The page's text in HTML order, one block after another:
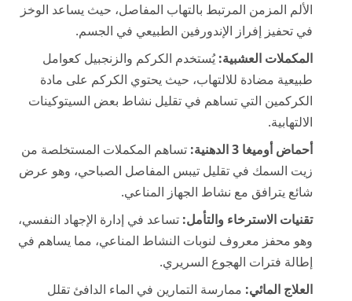
الألم المزمن المرتبط بالتهاب المفاصل، حيث يساعد الوخز
في تحفيز إفراز الإندورفين الطبيعي في الجسم.
المكملات العشبية:يُستخدم الكركم والزنجبيل كعوامل
طبيعية مضادة للالتهاب، حيث يحتوي الكركم على مادة
الكركمين التي تساهم في تقليل نشاط بعض السيتوكينات
الالتهابية.
أحماض أوميغا 3 الدهنية:
تساهم المكملات المستخلصة من
زيت السمك في تقليل تيبس المفاصل الصباحي، وهو عرض
شائع يترافق مع نشاط الجهاز المناعي.
تقنيات الاسترخاء والتأمل: تساعد في إدارة الإجهاد النفسي،
وهو محفز معروف لنوبات النشاط المناعي، مما يساهم في
إطالة فترات الهجوع السريري.
العلاج المائي: ممارسة التمارين في الماء الدافئ تقلل